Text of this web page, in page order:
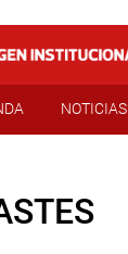
NOTICIAS